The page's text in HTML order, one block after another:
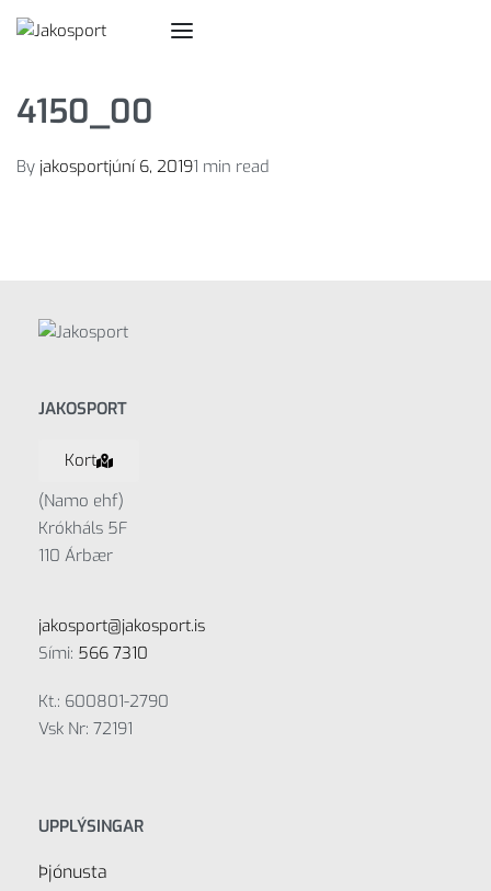
4150_00
By jakosportjúní 6, 20191 min read
JAKOSPORT
Kort
(Namo ehf)
Krókháls 5F
110 Árbær
jakosport@jakosport.is
Sími: 566 7310
Kt.: 600801-2790
Vsk Nr: 72191
UPPLÝSINGAR
Þjónusta